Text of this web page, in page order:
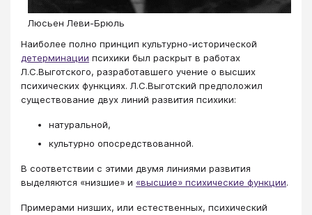
Люсьен Леви-Брюль
Наиболее полно принцип культурно-исторической
детерминации психики был раскрыт в работах
Л.С.Выготского, разработавшего учение о высших
психических функциях. Л.С.Выготский предположил
существование двух линий развития психики:
натуральной,
культурно опосредствованной.
В соответствии с этими двумя линиями развития
выделяются «низшие» и «высшие» психические функции.
Примерами низших, или естественных, психический